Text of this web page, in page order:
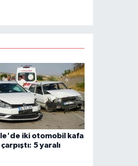
iki otomobil kafa
5 yaralı